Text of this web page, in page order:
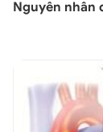
Nguyên nhân